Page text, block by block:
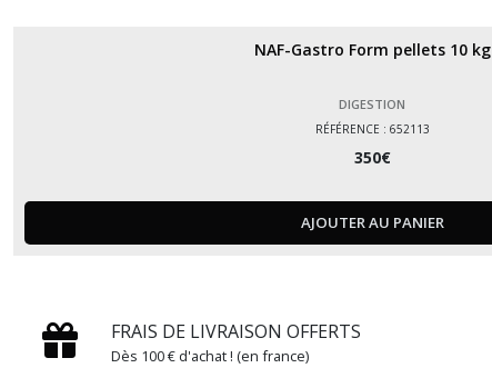
NAF-Gastro Form pellets 10 kg
DIGESTION
RÉFÉRENCE : 652113
350€
AJOUTER AU PANIER
FRAIS DE LIVRAISON OFFERTS
Dès 100 € d'achat ! (en france)